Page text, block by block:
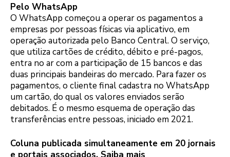
Pelo WhatsApp
O WhatsApp começou a operar os pagamentos a
empresas por pessoas físicas via aplicativo, em
operação autorizada pelo Banco Central. O serviço,
que utiliza cartões de crédito, débito e pré-pagos,
entra no ar com a participação de 15 bancos e das
duas principais bandeiras do mercado. Para fazer os
pagamentos, o cliente final cadastra no WhatsApp
um cartão, do qual os valores enviados serão
debitados. É o mesmo esquema de operação das
transferências entre pessoas, iniciado em 2021.
Coluna publicada simultaneamente em 20 jornais